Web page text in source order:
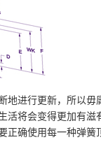
地进行更新，所以
将会变得更加有滋
正确使用每一种弹簧